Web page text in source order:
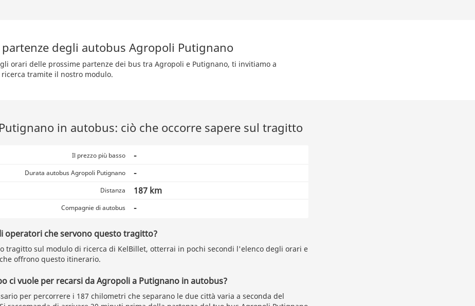
partenze degli autobus Agropoli Putignano
gli orari delle prossime partenze dei bus tra Agropoli e Putignano, ti invitiamo a
tramite il nostro modulo.
in autobus: ciò che occorre sapere sul tragitto
Il prezzo più basso -
Durata autobus Agropoli Putignano -
Distanza 187 km
Compagnie di autobus -
operatori che servono questo tragitto?
tragitto sul modulo di ricerca di KelBillet, otterrai in pochi secondi l'elenco degli orari e
offrono questo itinerario.
ci vuole per recarsi da Agropoli a Putignano in autobus?
per percorrere i 187 chilometri che separano le due città varia a seconda del